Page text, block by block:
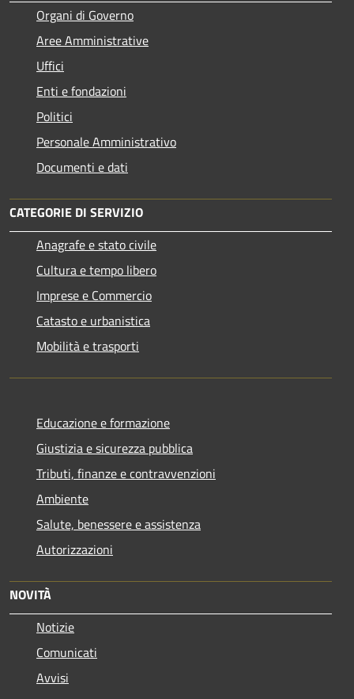
Organi di Governo
Aree Amministrative
Uffici
Enti e fondazioni
Politici
Personale Amministrativo
Documenti e dati
CATEGORIE DI SERVIZIO
Anagrafe e stato civile
Cultura e tempo libero
Imprese e Commercio
Catasto e urbanistica
Mobilità e trasporti
Educazione e formazione
Giustizia e sicurezza pubblica
Tributi, finanze e contravvenzioni
Ambiente
Salute, benessere e assistenza
Autorizzazioni
NOVITÀ
Notizie
Comunicati
Avvisi